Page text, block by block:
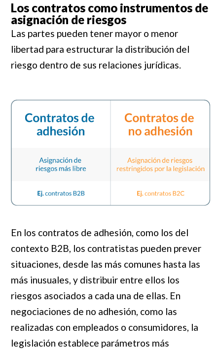
Los contratos como instrumentos de
asignación de riesgos
Las partes pueden tener mayor o menor
libertad para estructurar la distribución del
riesgo dentro de sus relaciones jurídicas.
En los contratos de adhesión, como los del
contexto B2B, los contratistas pueden prever
situaciones, desde las más comunes hasta las
más inusuales, y distribuir entre ellos los
riesgos asociados a cada una de ellas. En
negociaciones de no adhesión, como las
realizadas con empleados o consumidores, la
legislación establece parámetros más